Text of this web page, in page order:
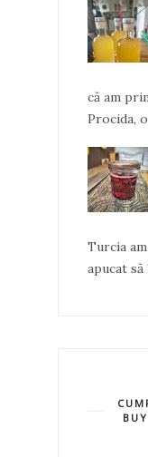
că am
Procida,
Turcia
apucat să